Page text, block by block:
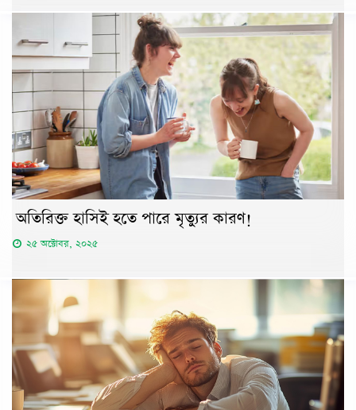
অতিরিক্ত হাসিই হতে পারে মৃত্যুর কারণ!
২৫ অক্টোবর, ২০২৫